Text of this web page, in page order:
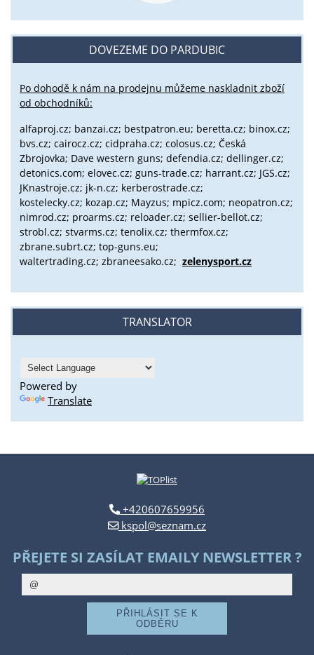
DOVEZEME DO PARDUBIC
Po dohodě k nám na prodejnu můžeme naskladnit zboží
od obchodníků:
alfaproj.cz; banzai.cz; bestpatron.eu; beretta.cz; binox.cz;
bvs.cz; cairocz.cz; cidpraha.cz; colosus.cz; Česká
Zbrojovka; Dave western guns; defendia.cz; dellinger.cz;
detonics.com; elovec.cz; guns-trade.cz; harrant.cz; JGS.cz;
JKnastroje.cz; jk-n.cz; kerberostrade.cz;
kostelecky.cz; kozap.cz; Mayzus; mpicz.com; neopatron.cz;
nimrod.cz; proarms.cz; reloader.cz; sellier-bellot.cz;
strobl.cz; stvarms.cz; tenolix.cz; thermfox.cz;
zbrane.subrt.cz; top-guns.eu;
waltertrading.cz; zbraneesako.cz; zelenysport.cz
TRANSLATOR
Powered by
Translate
+420607659956
kspol@seznam.cz
PŘEJETE SI ZASÍLAT EMAILY NEWSLETTER ?